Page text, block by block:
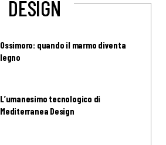
DESIGN
Ossimoro: quando il marmo diventa
legno
L’umanesimo tecnologico di
Mediterranea Design